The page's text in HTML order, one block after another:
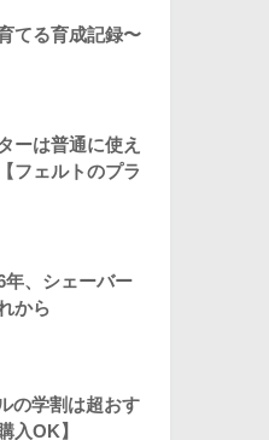
てる育成記録〜
ーは普通に使え
フェルトのプラ
年、シェーバー
から
の学割は超おす
入OK】